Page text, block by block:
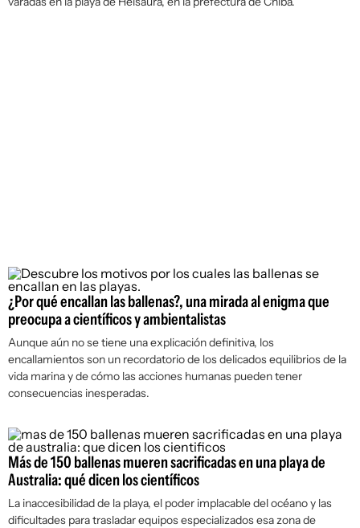
¿Por qué encallan las ballenas?, una mirada al enigma que
preocupa a científicos y ambientalistas
Aunque aún no se tiene una explicación definitiva, los
encallamientos son un recordatorio de los delicados equilibrios de la
vida marina y de cómo las acciones humanas pueden tener
consecuencias inesperadas.
Más de 150 ballenas mueren sacrificadas en una playa de
Australia: qué dicen los científicos
La inaccesibilidad de la playa, el poder implacable del océano y las
dificultades para trasladar equipos especializados esa zona de